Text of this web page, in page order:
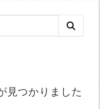
見つかりました